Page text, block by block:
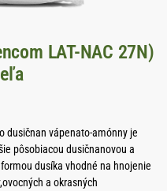
LAT-NAC 27N)
dusičnan vápenato-amónny je
pôsobiacou dusičnanovou a
dusíka vhodné na hnojenie
a okrasných